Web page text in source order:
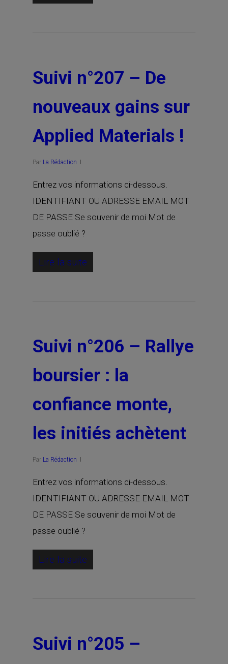
Suivi n°207 – De
nouveaux gains sur
Applied Materials !
Par La Rédaction
Entrez vos informations ci-dessous.
IDENTIFIANT OU ADRESSE EMAIL MOT
DE PASSE Se souvenir de moi Mot de
passe oublié ?
Lire la suite
Suivi n°206 – Rallye
boursier : la
confiance monte,
les initiés achètent
Par La Rédaction
Entrez vos informations ci-dessous.
IDENTIFIANT OU ADRESSE EMAIL MOT
DE PASSE Se souvenir de moi Mot de
passe oublié ?
Lire la suite
Suivi n°205 –